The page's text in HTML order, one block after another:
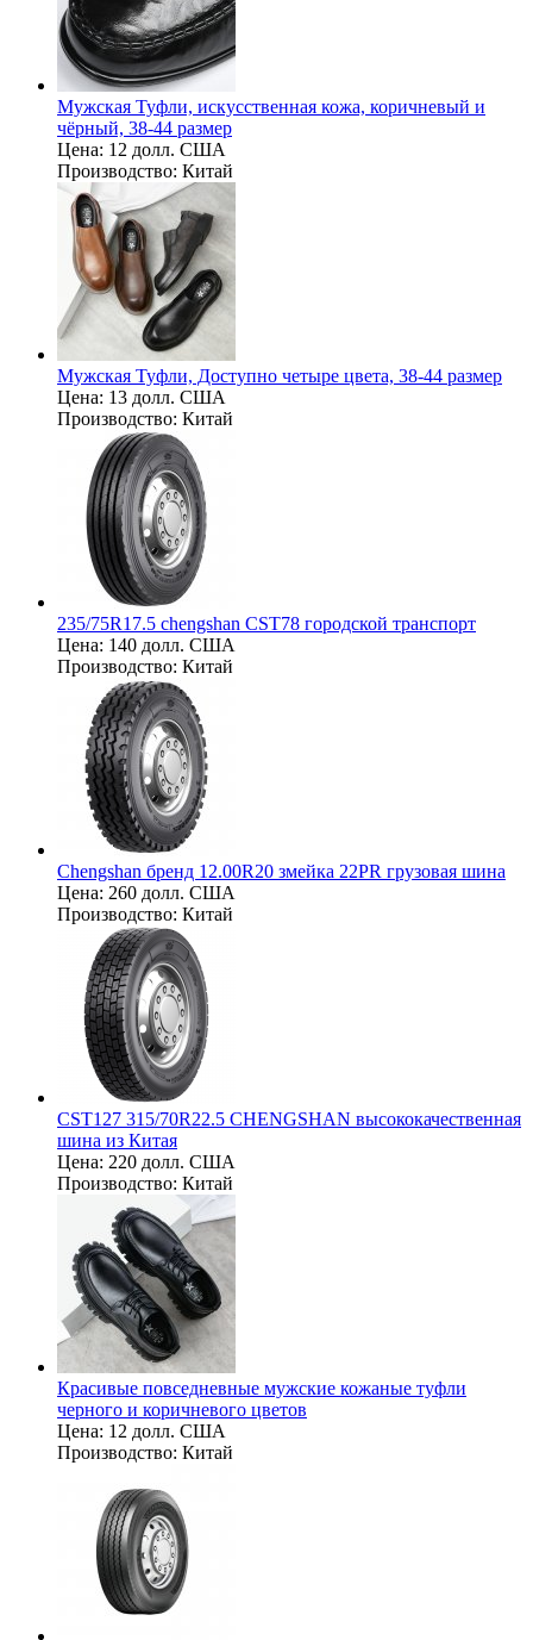
Мужская Туфли, искусственная кожа, коричневый и
чёрный, 38-44 размер
Цена: 12 долл. США
Производство: Китай
Мужская Туфли, Доступно четыре цвета, 38-44 размер
Цена: 13 долл. США
Производство: Китай
235/75R17.5 chengshan CST78 городской транспорт
Цена: 140 долл. США
Производство: Китай
Chengshan бренд 12.00R20 змейка 22PR грузовая шина
Цена: 260 долл. США
Производство: Китай
CST127 315/70R22.5 CHENGSHAN высококачественная
шина из Китая
Цена: 220 долл. США
Производство: Китай
Красивые повседневные мужские кожаные туфли
черного и коричневого цветов
Цена: 12 долл. США
Производство: Китай